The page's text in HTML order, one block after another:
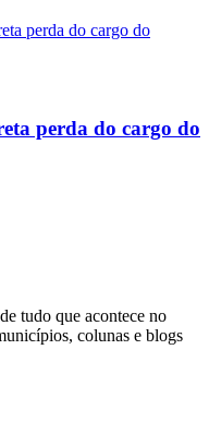
perda do cargo do
tudo que acontece no
colunas e blogs